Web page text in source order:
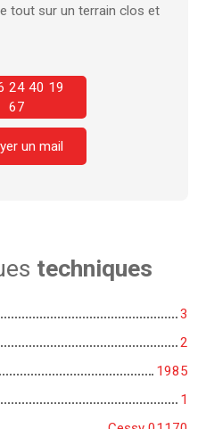
tout sur un terrain clos et
24 40 19
67
un mail
techniques
3
2
1985
1